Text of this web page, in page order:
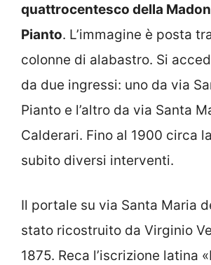
quattrocentesco della
Pianto. L’immagine è posta
colonne di alabastro. Si
da due ingressi: uno da via
Pianto e l’altro da via Santa
Calderari. Fino al 1900 circa
subito diversi interventi.
Il portale su via Santa Maria
stato ricostruito da Virginio
1875. Reca l’iscrizione latina